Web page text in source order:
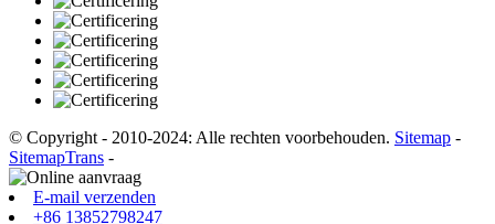
© Copyright - 2010-2024: Alle rechten voorbehouden. Sitemap -
SitemapTrans -
E-mail verzenden
+86 13852798247